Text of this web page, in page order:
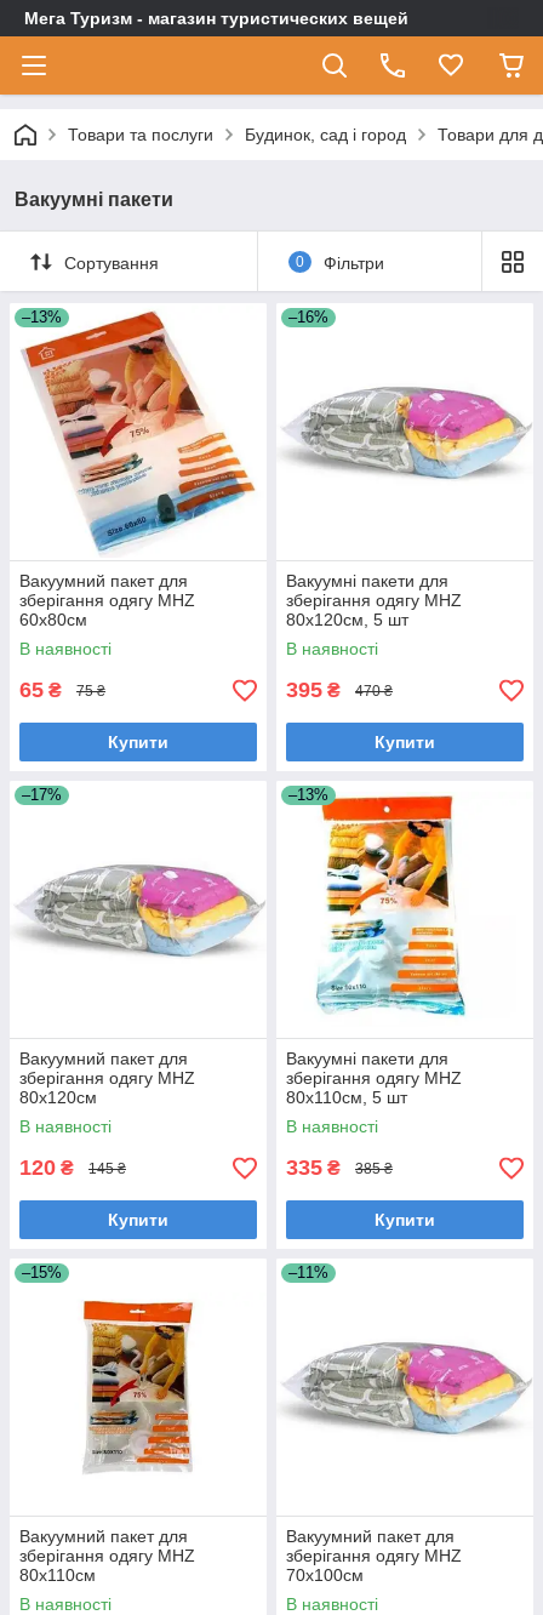
Мега Туризм - магазин туристических вещей
Товари та послуги Будинок, сад і город Товари для
Вакуумні пакети
Сортування 0 Фільтри
–13%
Вакуумний пакет для
зберігання одягу MHZ
60х80см
В наявності
65 ₴ 75 ₴
Купити
–16%
Вакуумні пакети для
зберігання одягу MHZ
80х120см, 5 шт
В наявності
395 ₴ 470 ₴
Купити
–17%
Вакуумний пакет для
зберігання одягу MHZ
80х120см
В наявності
120 ₴ 145 ₴
Купити
–13%
Вакуумні пакети для
зберігання одягу MHZ
80х110см, 5 шт
В наявності
335 ₴ 385 ₴
Купити
–15%
Вакуумний пакет для
зберігання одягу MHZ
80х110см
В наявності
–11%
Вакуумний пакет для
зберігання одягу MHZ
70х100см
В наявності